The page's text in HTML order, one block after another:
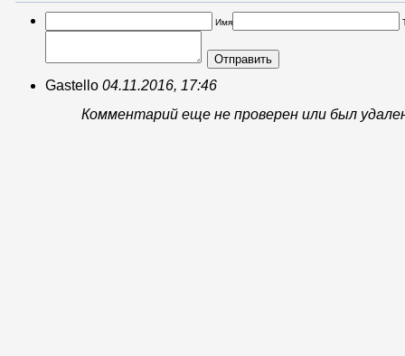
Имя
Отправить
Gastello 04.11.2016, 17:46
Комментарий еще не проверен или был